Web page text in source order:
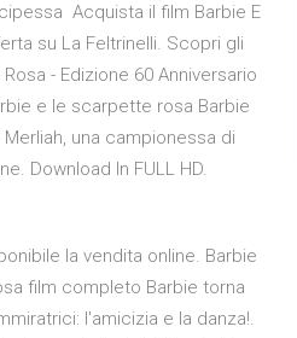
Acquista il film Barbie E
su La Feltrinelli. Scopri gli
- Edizione 60 Anniversario
e le scarpette rosa Barbie
una campionessa di
Download In FULL HD.
la vendita online. Barbie
film completo Barbie torna
l'amicizia e la danza!.